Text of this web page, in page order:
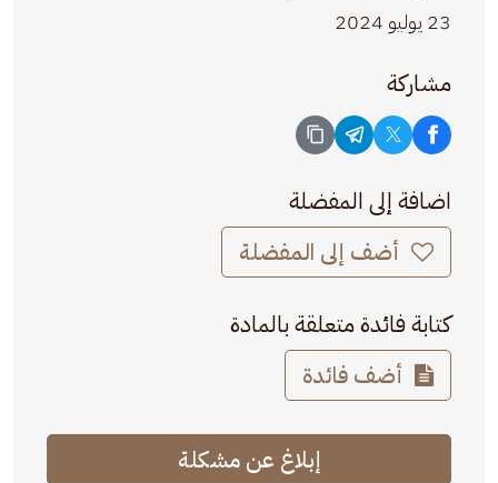
23 يوليو 2024
مشاركة
اضافة إلى المفضلة
أضف إلى المفضلة
كتابة فائدة متعلقة بالمادة
أضف فائدة
إبلاغ عن مشكلة